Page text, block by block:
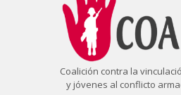
Coalición contra la
y jóvenes al conflicto